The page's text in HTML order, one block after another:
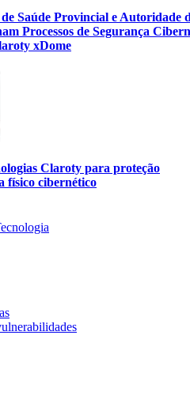
Saúde Provincial e Autoridade
Processos de Segurança
xDome
Claroty para proteção
físico cibernético